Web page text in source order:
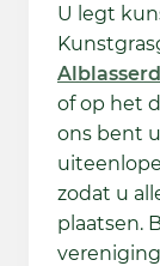
U legt
of op het
ons bent
zodat u
plaatsen.